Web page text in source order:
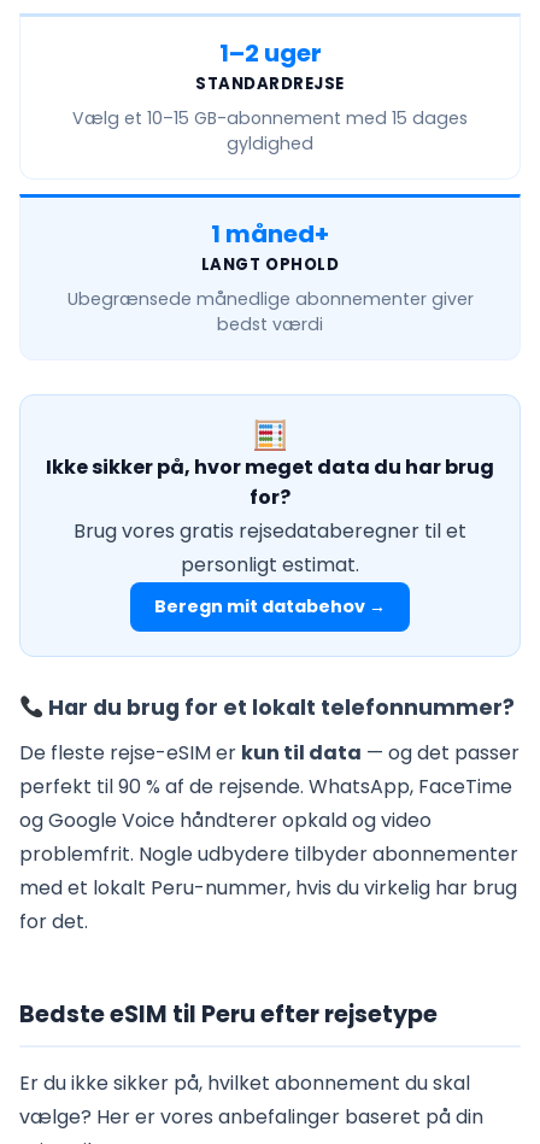
1–2 uger
STANDARDREJSE
Vælg et 10–15 GB-abonnement med 15 dages
gyldighed
1 måned+
LANGT OPHOLD
Ubegrænsede månedlige abonnementer giver
bedst værdi
Ikke sikker på, hvor meget data du har brug
for?
Brug vores gratis rejsedataberegner til et
personligt estimat.
Beregn mit databehov →
Har du brug for et lokalt telefonnummer?
De fleste rejse-eSIM er kun til data — og det passer
perfekt til 90 % af de rejsende. WhatsApp, FaceTime
og Google Voice håndterer opkald og video
problemfrit. Nogle udbydere tilbyder abonnementer
med et lokalt Peru-nummer, hvis du virkelig har brug
for det.
Bedste eSIM til Peru efter rejsetype
Er du ikke sikker på, hvilket abonnement du skal
vælge? Her er vores anbefalinger baseret på din